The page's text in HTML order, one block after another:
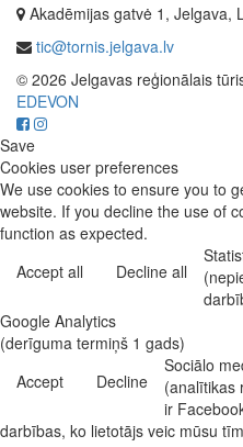
Akadēmijas gatvė 1, Jelgava,
tic@tornis.jelgava.lv
© 2026 Jelgavas reģionālais
EDEVON
Save
Cookies user preferences
We use cookies to ensure you to
website. If you decline the use of
function as expected.
Accept all
Decline all
Google Analytics
(derīguma termiņš 1 gads)
Accept
Decline
Sociālo
(analītikas
ir
darbības, ko lietotājs veic mūsu